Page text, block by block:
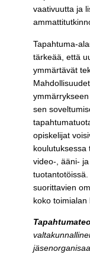
vaativuutta ja
Tapahtuma-
tärkeää, että
ymmärtävät
sen
opiskelijat
koulutuksessa
video-, ääni-
suorittavien
koko toimialan